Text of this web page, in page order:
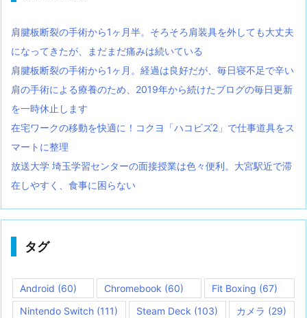
肩腱板断裂の手術から1ヶ月半。そろそろ肩装具を外しても大丈夫
になってきたが、まだまだ痛みは続いている
肩腱板断裂の手術から1ヶ月。経過は良好だが、毎日寝不足で辛い
肩の手術による療養のため、2019年から続けたブログの毎日更新
を一時休止します
在宅ワークの移動を快適に！コクヨ「ハコビズ2」で仕事道具をス
マートに整理
放送大学 埼玉学習センターの面接授業は色々便利。大宮駅近で滞
在しやすく、食事に困らない
タグ
Android (60) Chromebook (60) Fit Boxing (67)
Nintendo Switch (111) Steam Deck (103) カメラ (29)